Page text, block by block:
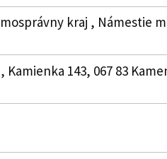
kraj , Námestie
143, 067 83